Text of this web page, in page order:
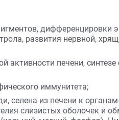
дифференцировки
развития нервной,
активности печени,
иммунитета;
селена из печени к
слизистых оболочек и